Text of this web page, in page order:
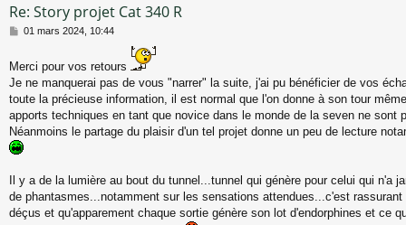
Re: Story projet Cat 340 R
M
s
a
g
e
01 mars 2024, 10:44
Merci pour vos retours
Je ne manquerai pas de vous "narrer" la suite, j'ai pu bénéficier de vos
toute la précieuse information, il est normal que l'on donne à son tour
apports techniques en tant que novice dans le monde de la seven ne sont
Néanmoins le partage du plaisir d'un tel projet donne un peu de lecture
Il y a de la lumière au bout du tunnel...tunnel qui génère pour celui qui n'a
de phantasmes...notamment sur les sensations attendues...c'est
déçus et qu'apparement chaque sortie génère son lot d'endorphines et ce